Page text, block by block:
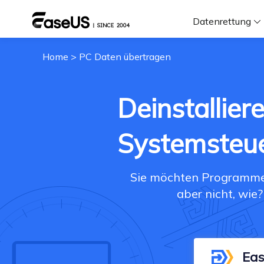
Datenrettung
Home > PC Daten übertragen
Sie möchten
aber nicht,